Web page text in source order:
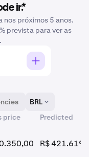
ir.*
nos próximos 5 anos.
prevista para ver as
BRL
price Predicted
R$